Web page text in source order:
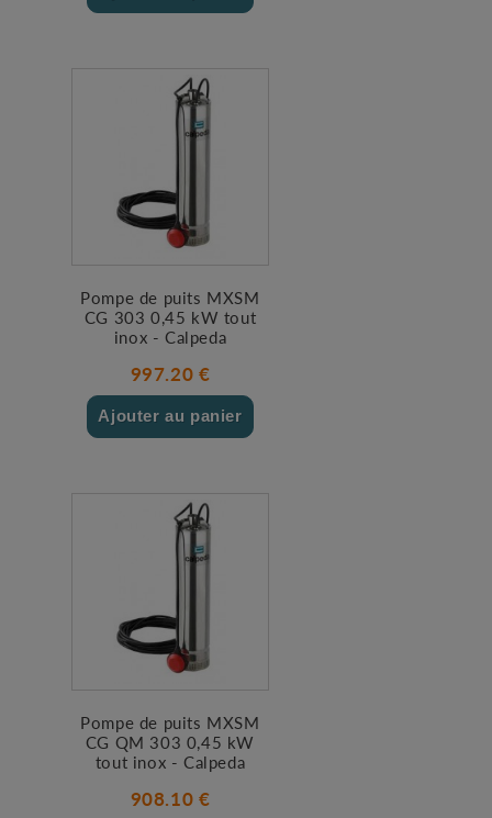
Pompe de puits MXSM
CG 303 0,45 kW tout
inox - Calpeda
997.20 €
Ajouter au panier
Pompe de puits MXSM
CG QM 303 0,45 kW
tout inox - Calpeda
908.10 €